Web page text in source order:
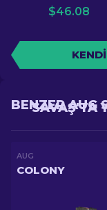
$46.08
SAVAŞ'TA
BENZER AUG
AUG
COLONY